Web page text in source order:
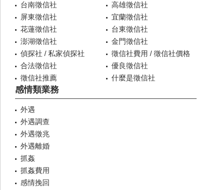
台南徵信社
高雄徵信社
屏東徵信社
宜蘭徵信社
花蓮徵信社
台東徵信社
澎湖徵信社
金門徵信社
偵探社 / 私家偵探社
徵信社費用 / 徵信社價格
合法徵信社
優良徵信社
徵信社推薦
什麼是徵信社
感情類業務
外遇
外遇調查
外遇徵兆
外遇離婚
抓姦
抓姦費用
感情挽回